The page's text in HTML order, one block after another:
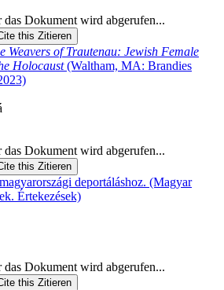
das Dokument wird abgerufen...
Zitieren
Weavers of Trautenau: Jewish Female
Holocaust(Waltham, MA: Brandies
das Dokument wird abgerufen...
Zitieren
deportáláshoz. (Magyar
Értekezések)
das Dokument wird abgerufen...
Zitieren